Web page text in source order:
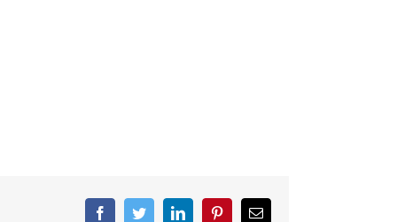
FacebookTwitterLinkedInPinterestCorreo